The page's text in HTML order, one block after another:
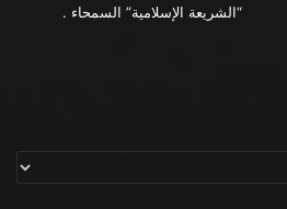
“الشريعة الإسلامية” السمحاء .